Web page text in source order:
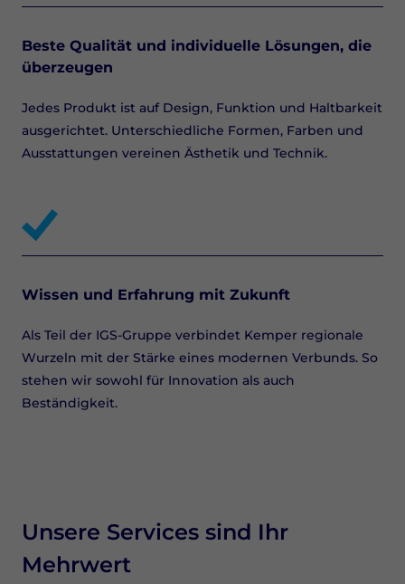
Beste Qualität und individuelle Lösungen, die
überzeugen
Jedes Produkt ist auf Design, Funktion und Haltbarkeit
ausgerichtet. Unterschiedliche Formen, Farben und
Ausstattungen vereinen Ästhetik und Technik.
Wissen und Erfahrung mit Zukunft
Als Teil der IGS-Gruppe verbindet Kemper regionale
Wurzeln mit der Stärke eines modernen Verbunds. So
stehen wir sowohl für Innovation als auch
Beständigkeit.
Unsere Services sind Ihr
Mehrwert